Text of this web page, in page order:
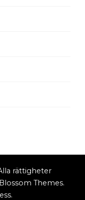
rättigheter
Blossom Themes.
.